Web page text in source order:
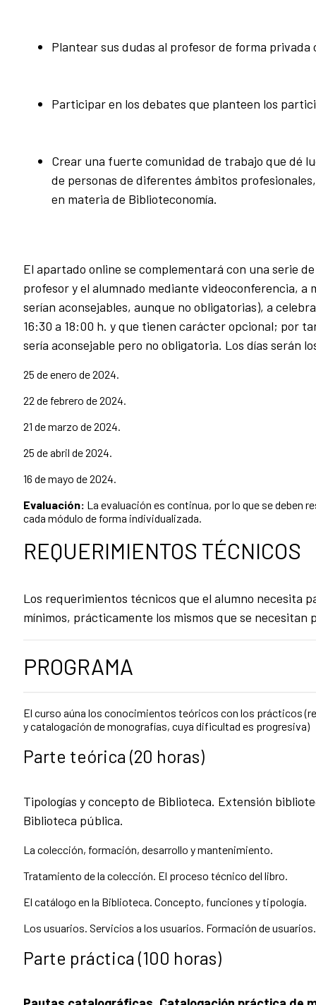
Plantear sus dudas al profesor de forma privada
Participar en los debates que planteen los
Crear una fuerte comunidad de trabajo que dé
de personas de diferentes ámbitos
en materia de Biblioteconomía.
El apartado online se complementará con una serie
profesor y el alumnado mediante videoconferencia, a
serían aconsejables, aunque no obligatorias), a
16:30 a 18:00 h. y que tienen carácter opcional; por
sería aconsejable pero no obligatoria. Los días serán
25 de enero de 2024.
22 de febrero de 2024.
21 de marzo de 2024.
25 de abril de 2024.
16 de mayo de 2024.
Evaluación: La evaluación es continua, por lo que se deben
cada módulo de forma individualizada.
REQUERIMIENTOS TÉCNICOS
Los requerimientos técnicos que el alumno necesita
mínimos, prácticamente los mismos que se
PROGRAMA
El curso aúna los conocimientos teóricos con los prácticos
y catalogación de monografías, cuya dificultad es progresiva)
Parte teórica (20 horas)
Tipologías y concepto de Biblioteca. Extensión
Biblioteca pública.
La colección, formación, desarrollo y mantenimiento.
Tratamiento de la colección. El proceso técnico del libro.
El catálogo en la Biblioteca. Concepto, funciones y tipología.
Los usuarios. Servicios a los usuarios. Formación de usuarios.
Parte práctica (100 horas)